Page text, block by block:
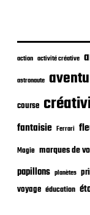
i
a
t
i
o
n
action activité créative
astronaute
course
fantaisie Ferrari
Magie marques de
papillons planètes
voyage éducation